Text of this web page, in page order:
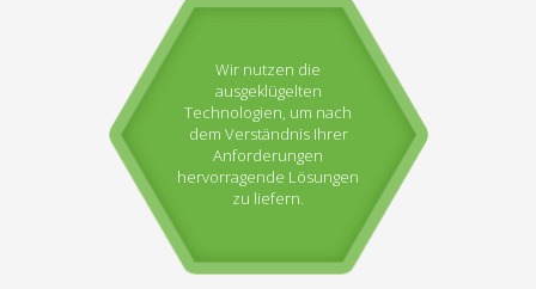
Wir nutzen die
ausgeklügelten
Technologien, um nach
dem Verständnis Ihrer
Anforderungen
hervorragende Lösungen
zu liefern.